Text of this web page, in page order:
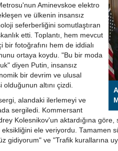
Aminevskoe elektro
ve ülkenin insansız
seferberliğini somutlaştıran
etti. Toplantı, hem mevcut
bir fotoğrafını hem de iddialı
ortaya koydu. "Bu bir moda
diyen Putin, insansız
bir devrim ve ulusal
altını çizdi.
alandaki ilerlemeyi ve
sergiledi. Kommersant
Kolesnikov'un aktardığına
eksikliğini ele veriyordu. Tamamen
gidiyorum" ve "Trafik kurallarına